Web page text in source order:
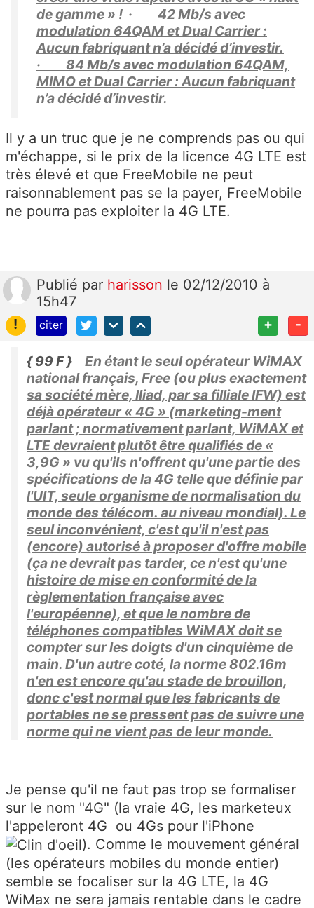
de gamme » ! · 42 Mb/s avec
modulation 64QAM et Dual Carrier :
Aucun fabriquant n’a décidé d’investir.
· 84 Mb/s avec modulation 64QAM,
MIMO et Dual Carrier : Aucun fabriquant
n’a décidé d’investir.
Il y a un truc que je ne comprends pas ou qui
m'échappe, si le prix de la licence 4G LTE est
très élevé et que FreeMobile ne peut
raisonnablement pas se la payer, FreeMobile
ne pourra pas exploiter la 4G LTE.
Publié par harisson le 02/12/2010 à
15h47
!
citer + -
{ 99 F }
En étant le seul opérateur WiMAX
national français, Free (ou plus exactement
sa société mère, Iliad, par sa filliale IFW) est
déjà opérateur « 4G » (marketing-ment
parlant ; normativement parlant, WiMAX et
LTE devraient plutôt être qualifiés de «
3,9G » vu qu'ils n'offrent qu'une partie des
spécifications de la 4G telle que définie par
l'UIT, seule organisme de normalisation du
monde des télécom. au niveau mondial). Le
seul inconvénient, c'est qu'il n'est pas
(encore) autorisé à proposer d'offre mobile
(ça ne devrait pas tarder, ce n'est qu'une
histoire de mise en conformité de la
règlementation française avec
l'européenne), et que le nombre de
téléphones compatibles WiMAX doit se
compter sur les doigts d'un cinquième de
main. D'un autre coté, la norme 802.16m
n'en est encore qu'au stade de brouillon,
donc c'est normal que les fabricants de
portables ne se pressent pas de suivre une
norme qui ne vient pas de leur monde.
Je pense qu'il ne faut pas trop se formaliser
sur le nom "4G" (la vraie 4G, les marketeux
l'appeleront 4G ou 4Gs pour l'iPhone
). Comme le mouvement général
(les opérateurs mobiles du monde entier)
semble se focaliser sur la 4G LTE, la 4G
WiMax ne sera jamais rentable dans le cadre